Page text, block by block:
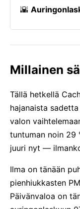
🌇
Millainen
Tällä hetkellä
hajanaista
valon
tuntuman noin 29
juuri nyt —
Ilma on tänään
pienhiukkasten
Päivänvaloa on